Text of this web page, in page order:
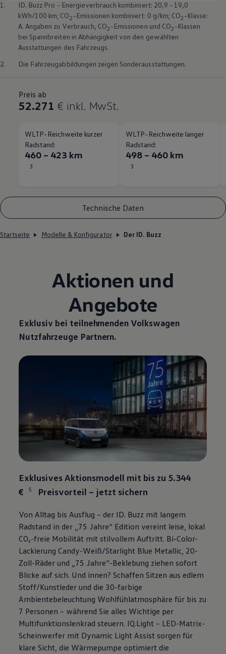
1. ID. Buzz Pro - Energieverbrauch kombiniert: 20,9 - 19,0
kWh/100 km; CO2 -Emissionen kombiniert: 0 g/km; CO2 -Klasse:
A. Angaben zu Verbrauch, CO2 -Emissionen und CO2 -Klassen
bei Spannbreiten in Abhängigkeit von den gewählten
Ausstattungen des Fahrzeugs.
2.
Die Fahrzeugabbildungen zeigen Sonderausstattungen.
Preis ab
52.271 € inkl. MwSt.
WLTP-Reichweite kurzer
Radstand:
460 – 423 km
3
WLTP-Reichweite langer
Radstand:
498 – 460 km
3
Technische Daten
Startseite Modelle & Konfigurator Der ID. Buzz
Aktionen und
Angebote
Exklusiv bei teilnehmenden Volkswagen
Nutzfahrzeuge Partnern.
Exklusives Aktionsmodell mit bis zu 5.344
€
5 Preisvorteil – jetzt sichern
Von Alltag bis Ausflug – der ID. Buzz mit langem
Radstand in der „75 Jahre“ Edition vereint leise, lokal
CO₂-freie Mobilität mit stilvollem Auftritt. Bi-Color-
Lackierung Candy-Weiß/Starlight Blue Metallic, 20-
Zoll-Räder und „75 Jahre“-Beklebung ziehen sofort
Blicke auf sich. Und innen? Schaffen Sitzen aus edlem
Stoff/Kunstleder und die 30-farbige
Ambientebeleuchtung Wohlfühlatmosphäre für bis zu
7 Personen – während Sie alles Wichtige per
Multifunktionslenkrad steuern. IQ.Light – LED-Matrix-
Scheinwerfer mit Dynamic Light Assist sorgen für
klare Sicht, die Wärmepumpe optimiert die